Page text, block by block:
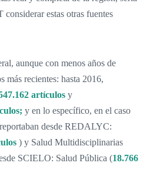
estas otras fuentes
aunque con menos años de
más recientes: hasta 2016,
artículos y
y en lo específico, en el caso
desde REDALYC:
) y Salud Multidisciplinarias
SCIELO: Salud Pública (18.766